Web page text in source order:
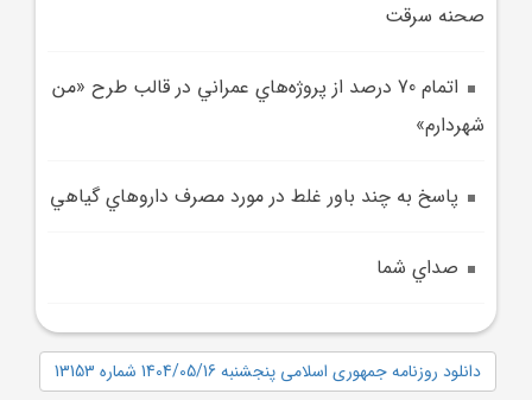
صحنه سرقت
اتمام 70 درصد از پروژه‌هاي عمراني در قالب طرح «من
شهردارم»
پاسخ به چند باور غلط در مورد مصرف داروهاي گياهي
صداي شما
دانلود روزنامه جمهوری اسلامی پنجشنبه 1404/05/16 شماره 13153